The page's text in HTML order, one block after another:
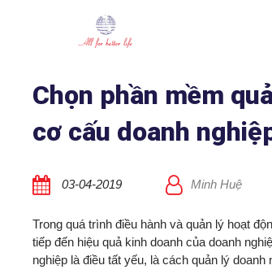
Chọn phần mềm
cơ cấu doanh
03-04-2019 Minh Huệ
Trong quá trình điều hành và quản lý hoạt
tiếp đến hiệu quả kinh doanh của doanh
nghiệp là điều tất yếu, là cách quản lý